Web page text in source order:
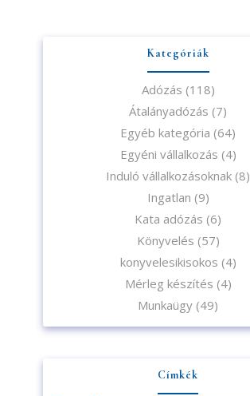
Kategóriák
Adózás (118)
Átalányadózás (7)
Egyéb kategória (64)
Egyéni vállalkozás (4)
Induló vállalkozásoknak (8)
Ingatlan (9)
Kata adózás (6)
Könyvelés (57)
konyvelesikisokos (4)
Mérleg készítés (4)
Munkaügy (49)
Címkék